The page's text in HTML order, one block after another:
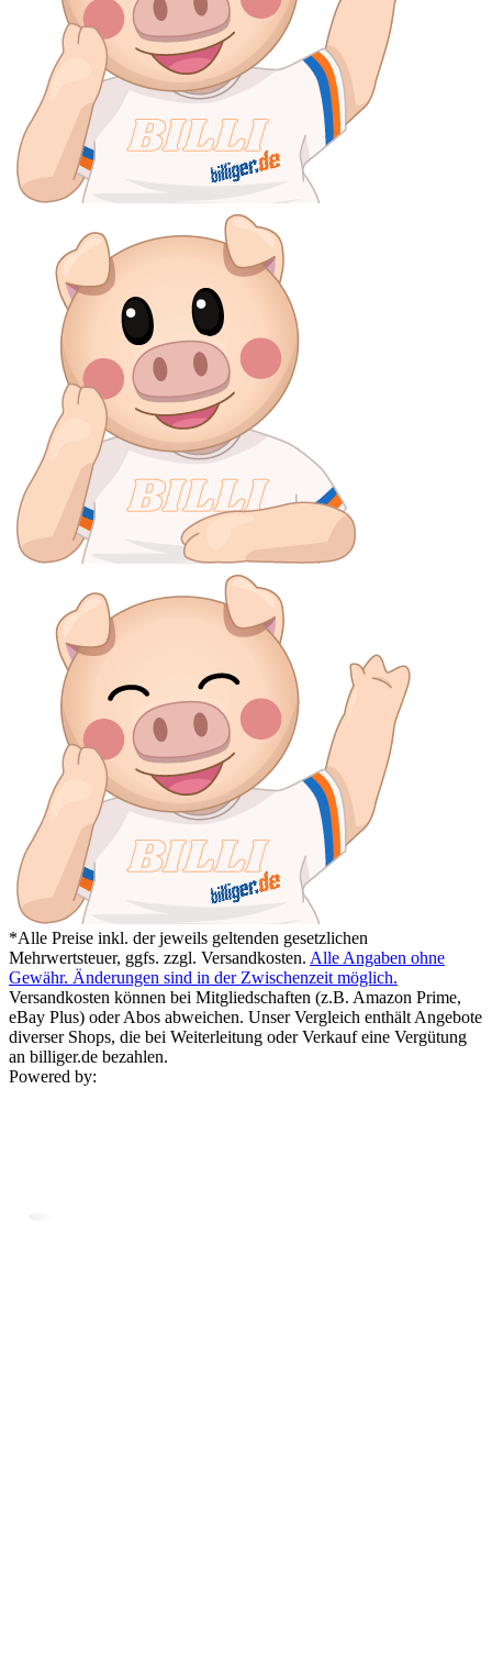
*Alle Preise inkl. der jeweils geltenden gesetzlichen
Mehrwertsteuer, ggfs. zzgl. Versandkosten. Alle Angaben ohne
Gewähr. Änderungen sind in der Zwischenzeit möglich.
Versandkosten können bei Mitgliedschaften (z.B. Amazon Prime,
eBay Plus) oder Abos abweichen. Unser Vergleich enthält Angebote
diverser Shops, die bei Weiterleitung oder Verkauf eine Vergütung
an billiger.de bezahlen.
Powered by: